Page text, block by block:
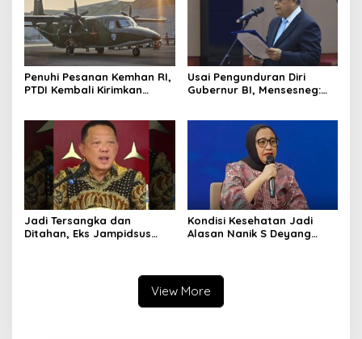
Penuhi Pesanan Kemhan RI,
PTDI Kembali Kirimkan
Usai Pengunduran Diri
Gubernur BI, Mensesneg:
Jadi Tersangka dan
Ditahan, Eks Jampidsus
Kondisi Kesehatan Jadi
Alasan Nanik S Deyang
View More